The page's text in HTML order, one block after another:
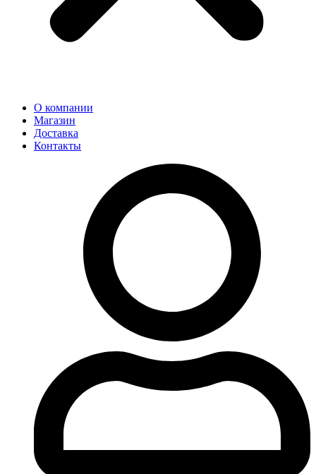
О компании
Магазин
Доставка
Контакты